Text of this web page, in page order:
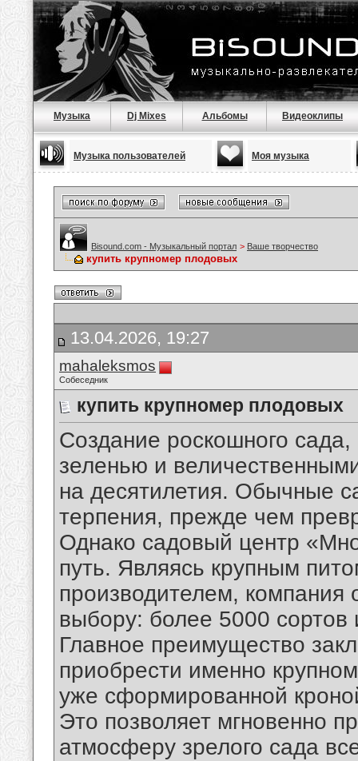
Музыка Dj Mixes Альбомы Видеоклипы
Музыка пользователей Моя музыка
Bisound.com - Музыкальный портал > Ваше творчество
купить крупномер плодовых
13.04.2026, 19:27
mahaleksmos
Собеседник
купить крупномер плодовых
Создание роскошного сада,
зеленью и
на десятилетия. Обычные
терпения, прежде чем
Однако садовый центр
путь. Являясь крупным
производителем, компания
выбору: более 5000 сортов
Главное преимущество
приобрести именно
уже сформированной
Это позволяет мгновенно
атмосферу зрелого сада